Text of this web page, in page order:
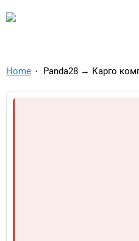
Home Panda28 → Карго